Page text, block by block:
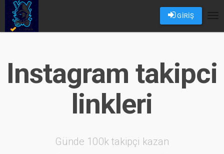
GİRİŞ
Instagram takipci
linkleri
Günde 100k takipçi kazan